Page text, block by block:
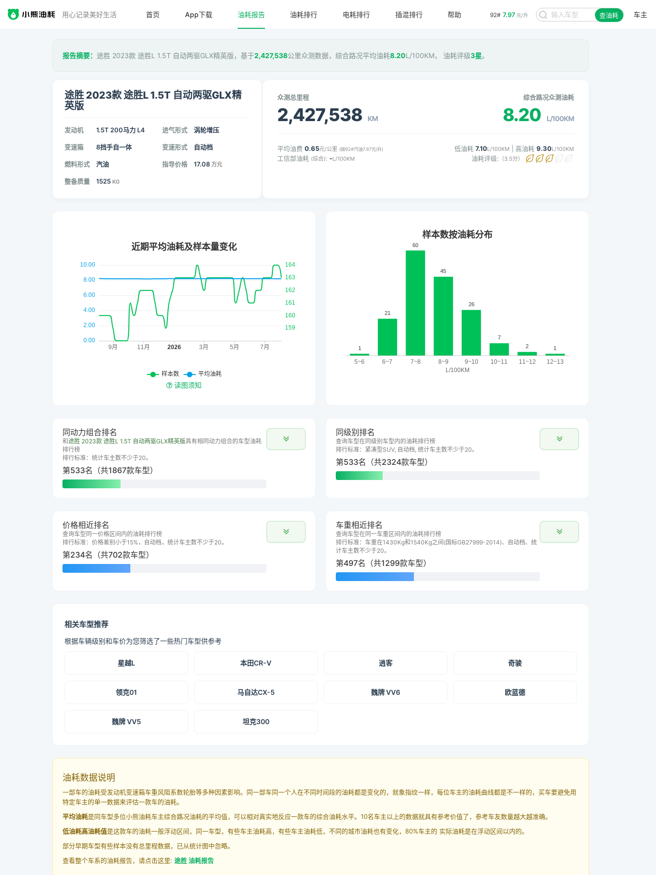
用心记录美好生活 92# 7.97 元/升 查油耗 车主
首页 App下载 油耗报告 油耗排行 电耗排行 插混排行 帮助
报告摘要： 途胜 2023款 途胜L 1.5T 自动两驱GLX精英版，基于2,427,538公里众测数据，综合路况平均油耗8.20L/100KM， 油耗评级3星。
途胜 2023款 途胜L 1.5T 自动两驱GLX精
英版
发动机 1.5T 200马力 L4 进气形式 涡轮增压
变速箱 8挡手自一体 变速形式 自动档
燃料形式 汽油 指导价格 17.08 万元
整备质量 1525 KG
众测总里程
2,427,538 KM
综合路况众测油耗
8.20 L/100KM
平均油费 0.65元/公里 (按92#汽油7.97元/升)
工信部油耗 (综合): -L/100KM
低油耗 7.10L/100KM | 高油耗 9.30L/100KM
油耗评级: （3.5分）
读图须知
同动力组合排名
和途胜 2023款 途胜L 1.5T 自动两驱GLX精英版具有相同动力组合的车型油耗
排行榜
排行标准：统计车主数不少于20。
第533名（共1867款车型）
同级别排名
查询车型在同级别车型内的油耗排行榜
排行标准：紧凑型SUV, 自动档, 统计车主数不少于20。
第533名（共2324款车型）
价格相近排名
查询车型同一价格区间内的油耗排行榜
排行标准：价格差别小于15%，自动档，统计车主数不少于20。
第234名（共702款车型）
车重相近排名
查询车型在同一车重区间内的油耗排行榜
排行标准：车重在1430Kg和1540Kg之间(国标GB27999-2014)、自动档、统
计车主数不少于20。
第497名（共1299款车型）
相关车型推荐
根据车辆级别和车价为您筛选了一些热门车型供参考
星越L 本田CR-V 逍客 奇骏
领克01 马自达CX-5 魏牌 VV6 欧蓝德
魏牌 VV5 坦克300
油耗数据说明
一部车的油耗受发动机变速箱车重风阻系数轮胎等多种因素影响。同一部车同一个人在不同时间段的油耗都是变化的，就象指纹一样，每位车主的油耗曲线都是不一样的，买车要避免用
特定车主的单一数据来评估一款车的油耗。
平均油耗是同车型多位小熊油耗车主综合路况油耗的平均值，可以相对真实地反应一款车的综合油耗水平。10名车主以上的数据就具有参考价值了，参考车友数量越大越准确。
低油耗高油耗值是这款车的油耗一般浮动区间，同一车型，有些车主油耗高，有些车主油耗低，不同的城市油耗也有变化，80%车主的 实际油耗是在浮动区间以内的。
部分早期车型有些样本没有总里程数据，已从统计图中忽略。
查看整个车系的油耗报告，请点击这里: 途胜 油耗报告